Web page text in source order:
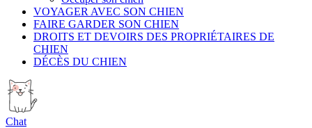
VOYAGER AVEC SON CHIEN
FAIRE GARDER SON CHIEN
DROITS ET DEVOIRS DES PROPRIÉTAIRES DE
CHIEN
DÉCÈS DU CHIEN
Chat